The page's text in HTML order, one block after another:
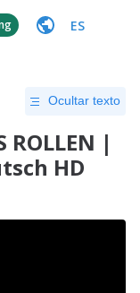
ES
Ocultar texto
ROLLEN |
HD